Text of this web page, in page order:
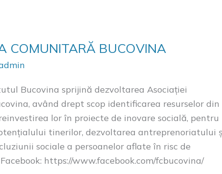
COMUNITARĂ BUCOVINA
Bucovina sprijină dezvoltarea Asociației
având drept scop identificarea resurselor din
lor în proiecte de inovare socială, pentru
tinerilor, dezvoltarea antreprenoriatului
sociale a persoanelor aflate în risc de
https://www.facebook.com/fcbucovina/